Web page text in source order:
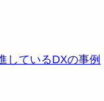
しているDXの事例